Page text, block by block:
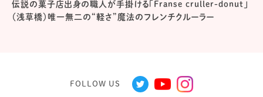
伝説の菓子店出身の職人が手掛ける「Franse cruller-donut」
（浅草橋）唯一無二の“軽さ”魔法のフレンチクルーラー
FOLLOW US